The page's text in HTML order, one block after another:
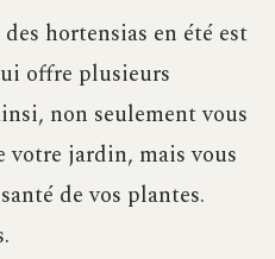
des hortensias en été est
offre plusieurs
non seulement vous
votre jardin, mais vous
de vos plantes.